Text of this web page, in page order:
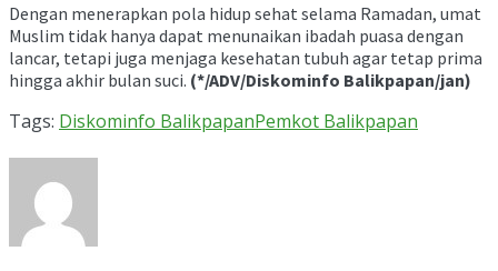
Dengan menerapkan pola hidup sehat selama Ramadan, umat
Muslim tidak hanya dapat menunaikan ibadah puasa dengan
lancar, tetapi juga menjaga kesehatan tubuh agar tetap prima
hingga akhir bulan suci. (*/ADV/Diskominfo Balikpapan/jan)
Tags: Diskominfo BalikpapanPemkot Balikpapan